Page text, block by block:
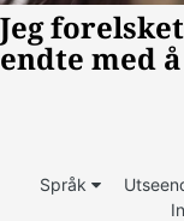
Språk